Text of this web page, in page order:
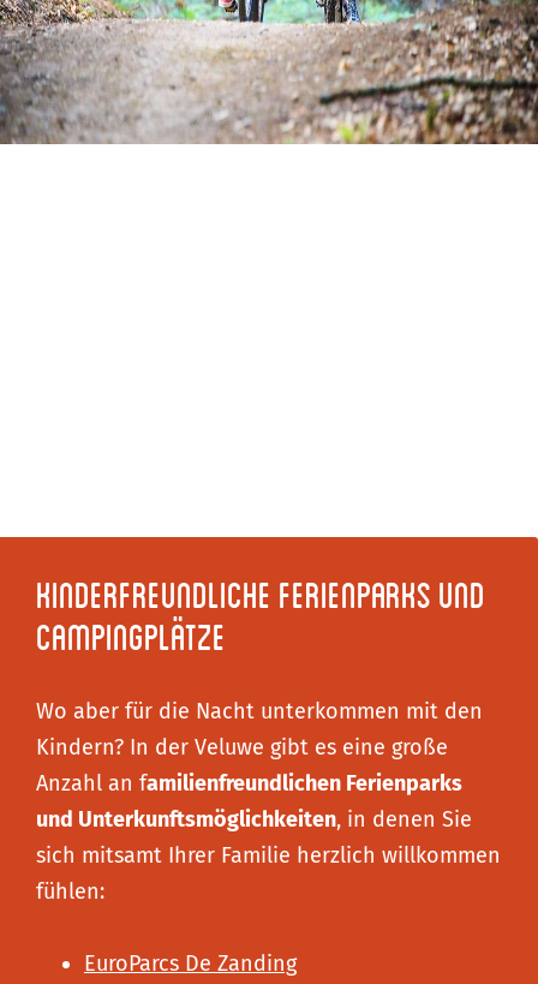
Kinderfreundliche Ferienparks und
Campingplätze
Wo aber für die Nacht unterkommen mit den
Kindern? In der Veluwe gibt es eine große
Anzahl an familienfreundlichen Ferienparks
und Unterkunftsmöglichkeiten, in denen Sie
sich mitsamt Ihrer Familie herzlich willkommen
fühlen:
EuroParcs De Zanding